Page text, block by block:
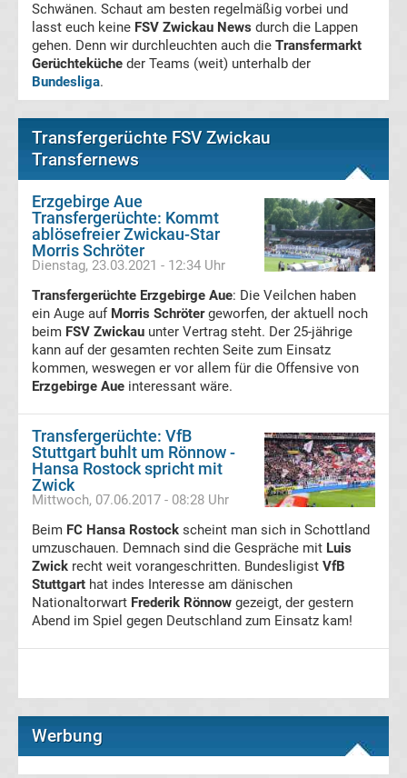
Transfergerüchte
1.
FC
Nürnberg
Transfergerüchte
1.
FC
Saarbrücken
Transfergerüchte
1.
FC
Berlin
Transfergerüchte
FSV
Mainz
Schwänen. Schaut am besten regelmäßig vorbei und
lasst euch keine FSV Zwickau News durch die Lappen
gehen. Denn wir durchleuchten auch die Transfermarkt
Gerüchteküche der Teams (weit) unterhalb der
Bundesliga.
Transfergerüchte FSV Zwickau
Transfernews
Erzgebirge Aue
Transfergerüchte: Kommt
ablösefreier Zwickau-Star
Morris Schröter
Dienstag, 23.03.2021 - 12:34 Uhr
Transfergerüchte Erzgebirge Aue: Die Veilchen haben
ein Auge auf Morris Schrötergeworfen, der aktuell noch
beim FSV Zwickau unter Vertrag steht. Der 25-jährige
kann auf der gesamten rechten Seite zum Einsatz
kommen, weswegen er vor allem für die Offensive von
Erzgebirge Aue interessant wäre.
Transfergerüchte: VfB
Stuttgart buhlt um Rönnow -
Hansa Rostock spricht mit
Zwick
Mittwoch, 07.06.2017 - 08:28 Uhr
Beim FC Hansa Rostock scheint man sich in Schottland
umzuschauen. Demnach sind die Gespräche mit Luis
Zwick recht weit vorangeschritten. Bundesligist VfB
Stuttgart hat indes Interesse am dänischen
Nationaltorwart Frederik Rönnow gezeigt, der gestern
Abend im Spiel gegen Deutschland zum Einsatz kam!
Werbung